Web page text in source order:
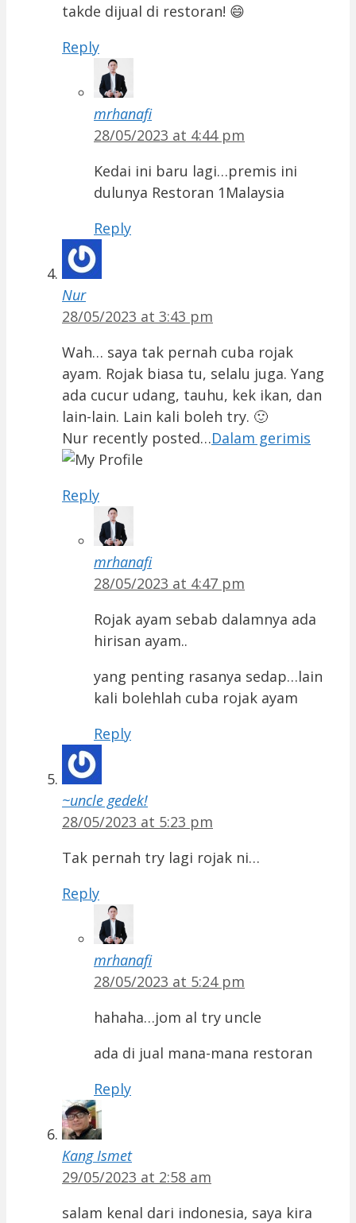
takde dijual di restoran! 😄
Reply
mrhanafi
28/05/2023 at 4:44 pm
Kedai ini baru lagi…premis ini
dulunya Restoran 1Malaysia
Reply
Nur
28/05/2023 at 3:43 pm
Wah… saya tak pernah cuba rojak
ayam. Rojak biasa tu, selalu juga. Yang
ada cucur udang, tauhu, kek ikan, dan
lain-lain. Lain kali boleh try. 🙂
Nur recently posted…Dalam gerimis
Reply
mrhanafi
28/05/2023 at 4:47 pm
Rojak ayam sebab dalamnya ada
hirisan ayam..
yang penting rasanya sedap…lain
kali bolehlah cuba rojak ayam
Reply
~uncle gedek!
28/05/2023 at 5:23 pm
Tak pernah try lagi rojak ni…
Reply
mrhanafi
28/05/2023 at 5:24 pm
hahaha…jom al try uncle
ada di jual mana-mana restoran
Reply
Kang Ismet
29/05/2023 at 2:58 am
salam kenal dari indonesia, saya kira